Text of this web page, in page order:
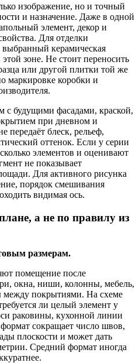
изображение, но и точный
и назначение. Даже в одной
элемент, декор и
Для отделки
выбранный керамическая
зоне. Не стоит переносить
или другой плитки той же
маркировке коробки и
с будущими фасадами, краской,
при дневном и
передаёт блеск, рельеф,
оттенок. Если у серии
элементов и оценивают
не показывает
Для активного рисунка
порядок смешивания
видимая ось.
а не по правилу из
размерам.
помещение после
окна, ниши, колонны, мебель,
между покрытиями. На схеме
ли целый элемент у
раковины, кухонной линии
сокращает число швов,
плоскости и может дать
Средний формат иногда